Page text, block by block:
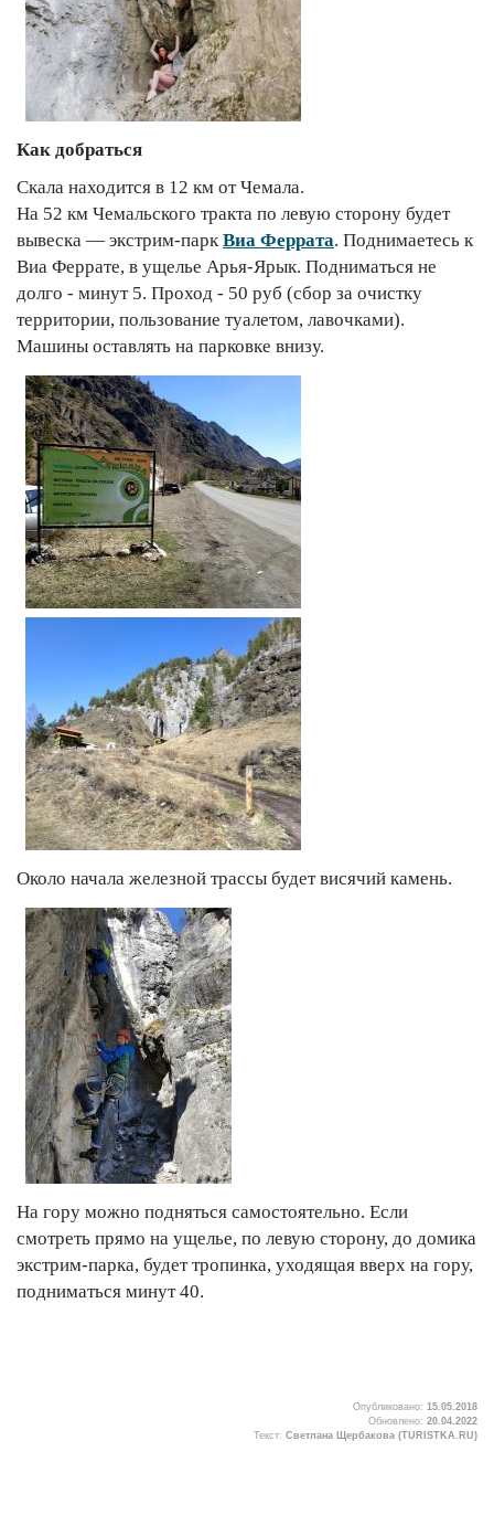
Как добраться
Скала находится в 12 км от Чемала.
На 52 км Чемальского тракта по левую сторону будет
вывеска — экстрим-парк Виа Феррата. Поднимаетесь к
Виа Феррате, в ущелье Арья-Ярык. Подниматься не
долго - минут 5. Проход - 50 руб (сбор за очистку
территории, пользование туалетом, лавочками).
Машины оставлять на парковке внизу.
Около начала железной трассы будет висячий камень.
На гору можно подняться самостоятельно. Если
смотреть прямо на ущелье, по левую сторону, до домика
экстрим-парка, будет тропинка, уходящая вверх на гору,
подниматься минут 40.
Опубликовано: 15.05.2018
Обновлено: 20.04.2022
Текст: Светлана Щербакова (TURISTKA.RU)